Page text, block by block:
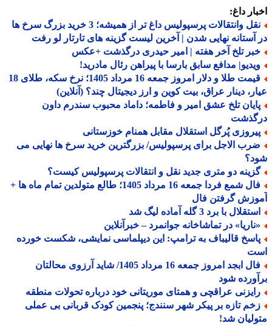
داغ:
نقل وانتقالات پرسپولیس داغ تر از همیشه؛ 3 خرید بزرگ سرخ ها
آستانه نهایی شدن | آخرین لیست گزینه های تارتار لو رفت
تلخ آخر هفته | امیر حیدری درگذشت +عکس
مدافع سابق بارسا با پیراهن رئال مادرید!
قیمت طلا و دلار امروز جمعه 16 مرداد 1405؛ نرخ سکه، طلای 18
دینار عراق، بیت کوین و ارز دیجیتال چند؟ (آنلاین)
تلخ عشق امیر و فاطمه؛ داماد محبوب سندرم داون
پُرگل استقلال مقابل همنام خوزستانی
الاجل برای پرسپولیس/ بزرگترین خرید سرخ ها نهایی می
دو متری جدید نقل و انتقالات پرسپولیس کیست؟
فال شمع فردا جمعه 16 مرداد 1405؛ طالع متولدین تمام ماه ها +
گرفتن فال
با برد 3 گله آماده لیگ شد
در تماشاخانه جوانمرد – خبرآنلاین
قالیباف به ترامپ: این دیپلماسی نمایشی، شکست خورده
فال ابجد امروز جمعه 16 مرداد 1405/ شاید آرزوی محالتان
شود
عراقچی و همتای موریتانی خود درباره تحولات منطقه
تازه بر پیکر شهر سنندج؛ پنجمین کودک قربانی بی عملی
شد!